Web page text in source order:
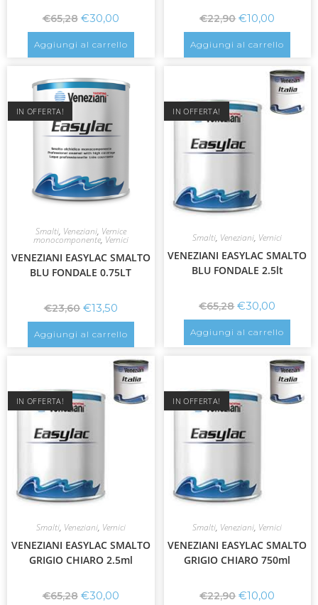
€65,28 €30,00
Aggiungi al carrello
€22,90 €10,00
Aggiungi al carrello
IN OFFERTA!
Smalti, Veneziani, Vernice
monocomponente, Vernici
VENEZIANI EASYLAC SMALTO
BLU FONDALE 0.75LT
€23,60 €13,50
Aggiungi al carrello
IN OFFERTA!
Smalti, Veneziani, Vernici
VENEZIANI EASYLAC SMALTO
BLU FONDALE 2.5lt
€65,28 €30,00
Aggiungi al carrello
IN OFFERTA!
Smalti, Veneziani, Vernici
VENEZIANI EASYLAC SMALTO
GRIGIO CHIARO 2.5ml
€65,28 €30,00
IN OFFERTA!
Smalti, Veneziani, Vernici
VENEZIANI EASYLAC SMALTO
GRIGIO CHIARO 750ml
€22,90 €10,00